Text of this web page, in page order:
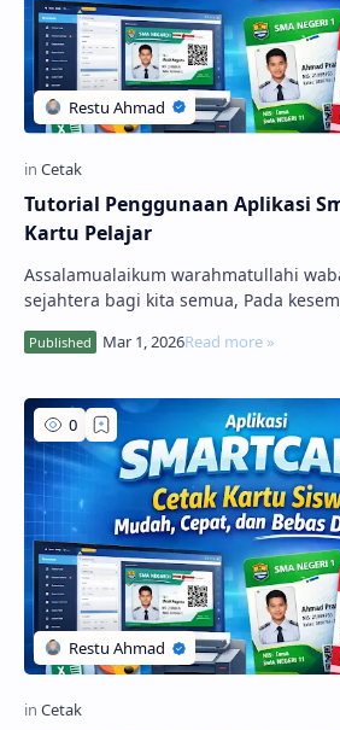
Tutorial Penggunaan Aplikasi
Kartu Pelajar
Assalamualaikum warahmatullahi
sejahtera bagi kita semua, Pada